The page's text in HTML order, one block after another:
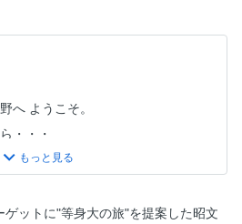
へ ようこそ。
・・・
施・長野へ
ットに"等身大の旅"を提案した昭文